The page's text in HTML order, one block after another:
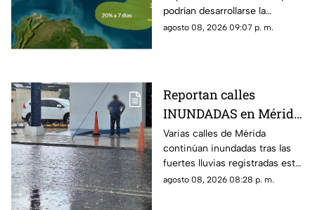
podrían desarrollarse la
próxima semana y más de uno
agosto 08, 2026 09:07 p. m.
Reportan calles
INUNDADAS en Mérida
tras fuertes lluvias de
hoy, sábado 8 de agosto
Varias calles de Mérida
continúan inundadas tras las
fuertes lluvias registradas este
sábado, afectando el tránsito
agosto 08, 2026 08:28 p. m.